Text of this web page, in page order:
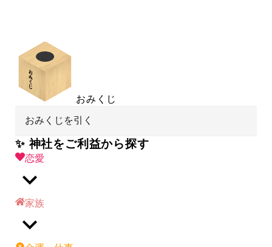
おみくじ
おみくじを引く
✨ 神社をご利益から探す
恋愛
家族